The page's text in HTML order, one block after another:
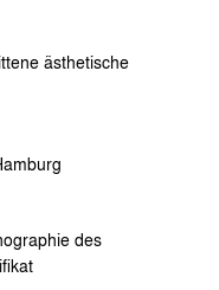
ästhetische
des